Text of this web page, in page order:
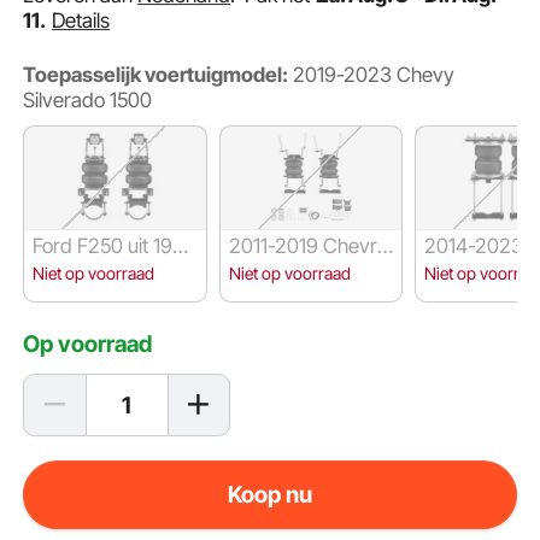
11. Details
Toepasselijk voertuigmodel: 2019-2023 Chevy
Silverado 1500
Ford F250 uit 1999
-2004
Niet op voorraad
2011-2019 Chevrol
et Silverado 2500
Niet op voorraad
2014-2023
Ram 2500
Niet op
Op voorraad
Koop nu